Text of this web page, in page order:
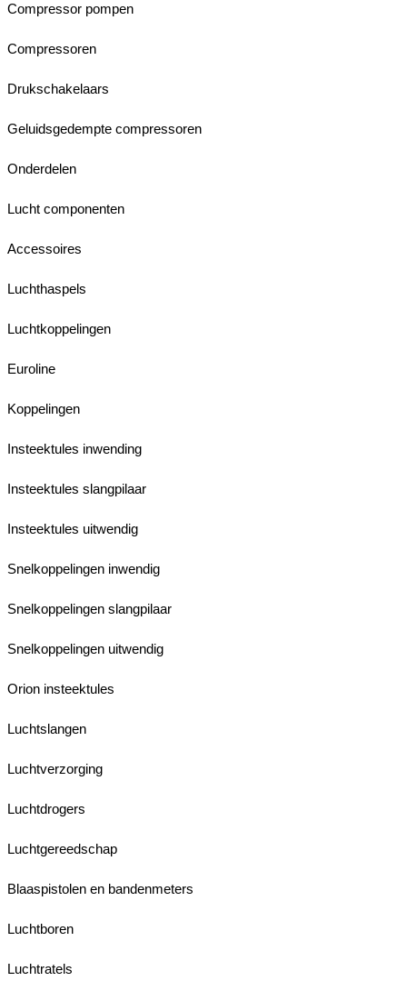
Compressor pompen
Compressoren
Drukschakelaars
Geluidsgedempte compressoren
Onderdelen
Lucht componenten
Accessoires
Luchthaspels
Luchtkoppelingen
Euroline
Koppelingen
Insteektules inwending
Insteektules slangpilaar
Insteektules uitwendig
Snelkoppelingen inwendig
Snelkoppelingen slangpilaar
Snelkoppelingen uitwendig
Orion insteektules
Luchtslangen
Luchtverzorging
Luchtdrogers
Luchtgereedschap
Blaaspistolen en bandenmeters
Luchtboren
Luchtratels